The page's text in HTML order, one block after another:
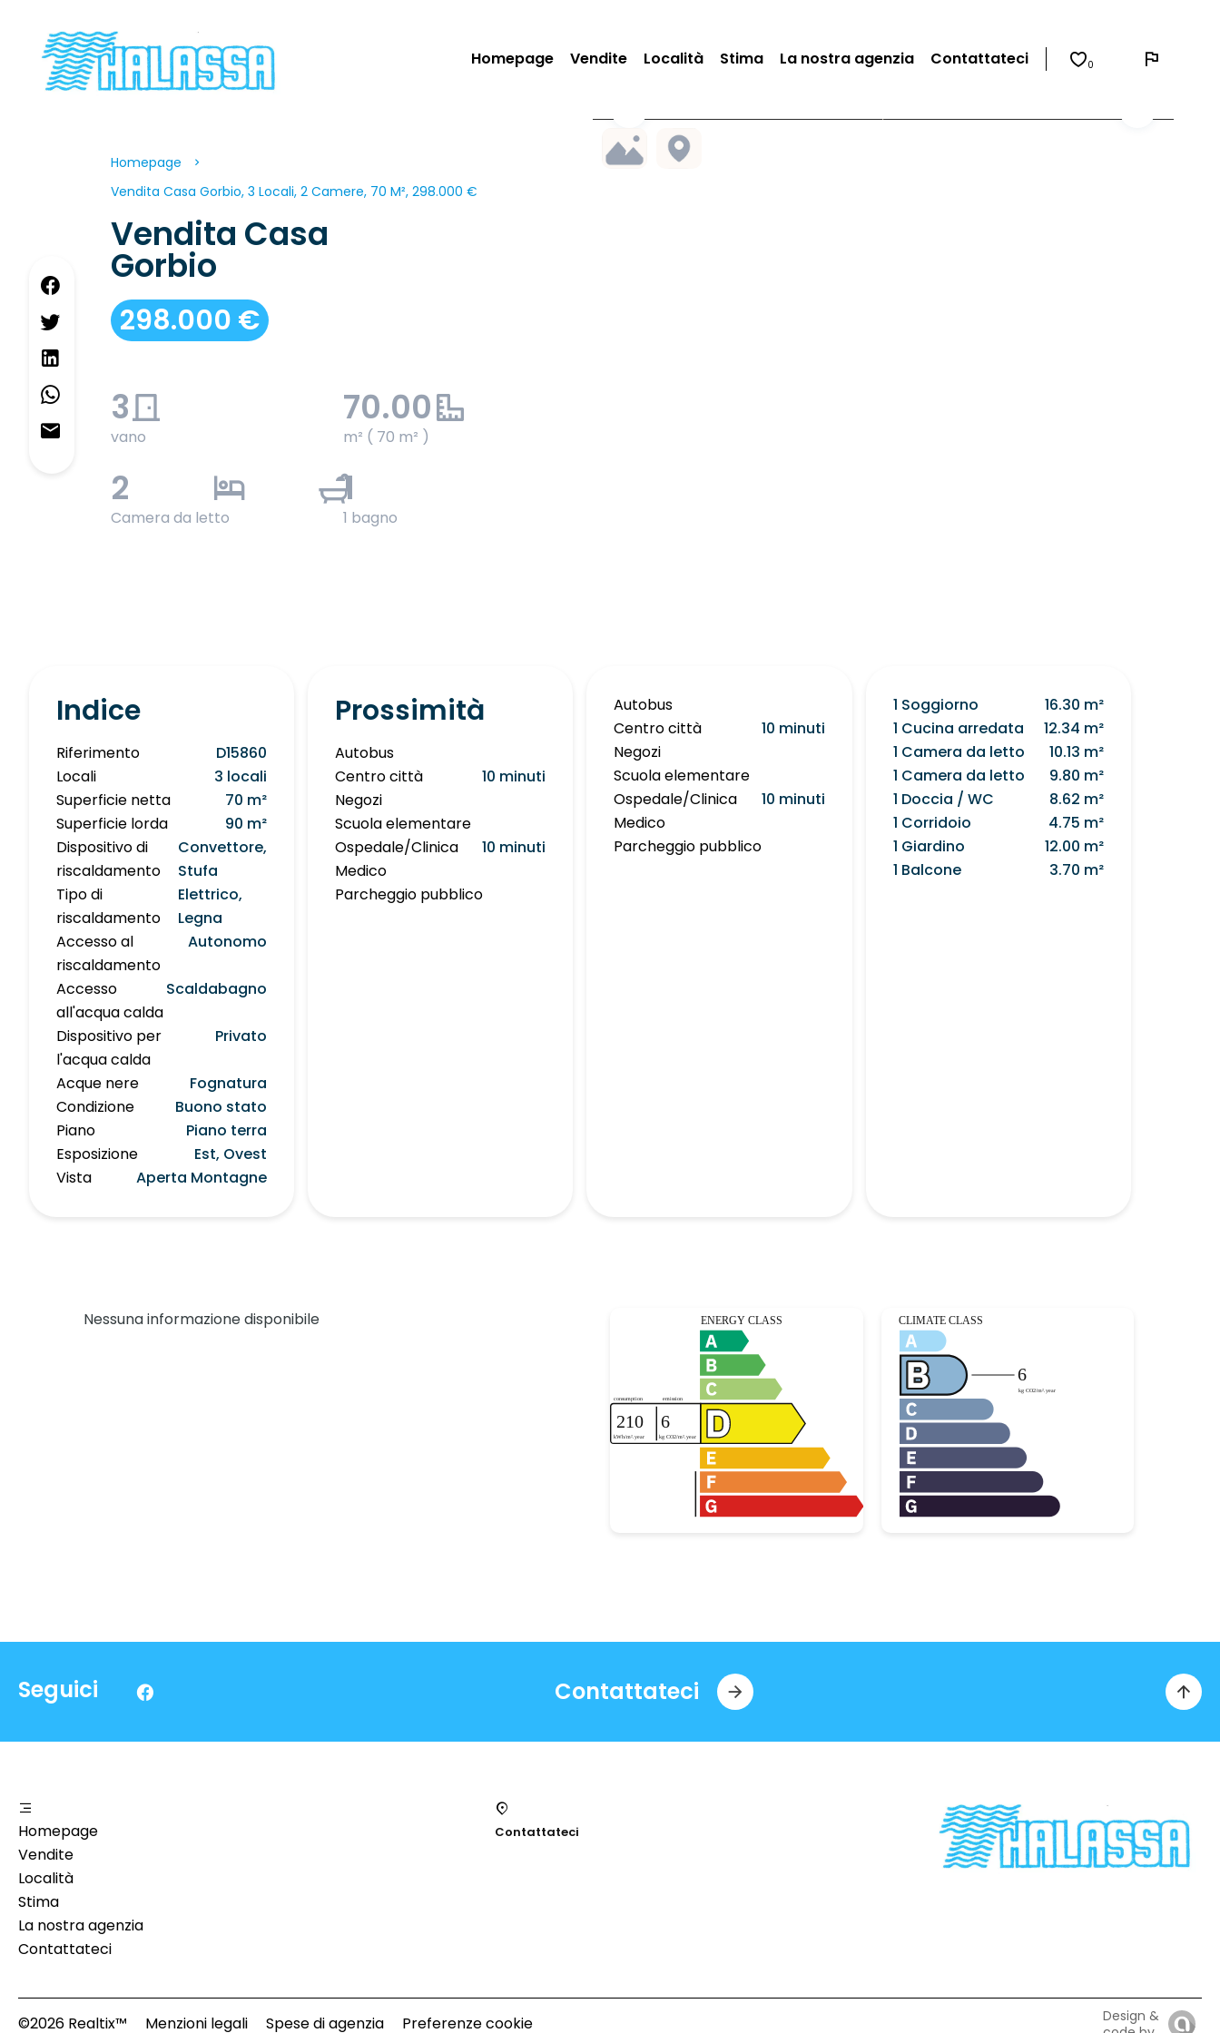
Homepage Vendite Località Stima La nostra agenzia Contattateci 0
Homepage
Vendita Casa Gorbio, 3 Locali, 2 Camere, 70 M², 298.000 €
Vendita Casa
Gorbio
298.000 €
3
vano
70.00
m² ( 70 m² )
2
Camera da letto
1
1 bagno
Indice
Riferimento
D15860
Locali
3 locali
Superficie netta
70 m²
Superficie lorda
90 m²
Dispositivo di
riscaldamento
Convettore,
Stufa
Tipo di
riscaldamento
Elettrico,
Legna
Accesso al
riscaldamento
Autonomo
Accesso
all'acqua calda
Scaldabagno
Dispositivo per
l'acqua calda
Privato
Acque nere
Fognatura
Condizione
Buono stato
Piano
Piano terra
Esposizione
Est, Ovest
Vista
Aperta Montagne
Prossimità
Autobus
Centro città
10 minuti
Negozi
Scuola elementare
Ospedale/Clinica
10 minuti
Medico
Parcheggio pubblico
Autobus
Centro città
10 minuti
Negozi
Scuola elementare
Ospedale/Clinica
10 minuti
Medico
Parcheggio pubblico
1 Soggiorno
16.30 m²
1 Cucina arredata
12.34 m²
1 Camera da letto
10.13 m²
1 Camera da letto
9.80 m²
1 Doccia / WC
8.62 m²
1 Corridoio
4.75 m²
1 Giardino
12.00 m²
1 Balcone
3.70 m²
Nessuna informazione disponibile
Seguici Contattateci
Homepage
Vendite
Località
Stima
La nostra agenzia
Contattateci
Contattateci
©2026 Realtix™ Menzioni legali Spese di agenzia Preferenze cookie
Design &